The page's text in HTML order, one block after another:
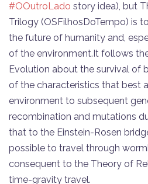
#OOutroLado story idea), but
Trilogy (OSFilhosDoTempo) is
the future of humanity and,
of the environment.It follows
Evolution about the survival of
of the characteristics that best
environment to subsequent
recombination and mutations
that to the Einstein-Rosen
possible to travel through
consequent to the Theory of
time-gravity travel.